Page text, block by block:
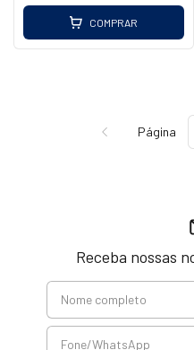
COMPRAR
Página
Receba nossas